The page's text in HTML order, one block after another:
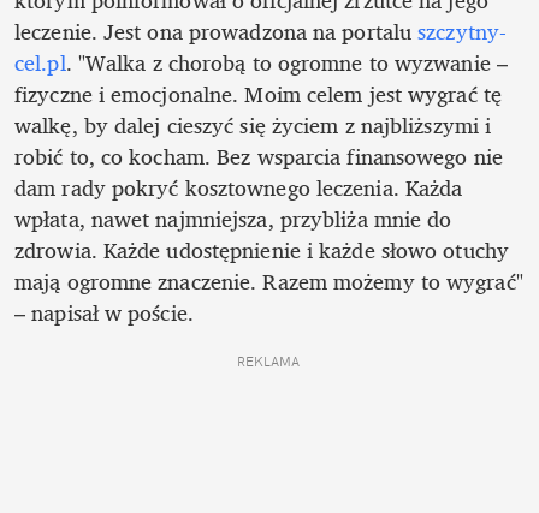
leczenie. Jest ona prowadzona na portalu szczytny-
cel.pl. "Walka z chorobą to ogromne to wyzwanie –
fizyczne i emocjonalne. Moim celem jest wygrać tę
walkę, by dalej cieszyć się życiem z najbliższymi i
robić to, co kocham. Bez wsparcia finansowego nie
dam rady pokryć kosztownego leczenia. Każda
wpłata, nawet najmniejsza, przybliża mnie do
zdrowia. Każde udostępnienie i każde słowo otuchy
mają ogromne znaczenie. Razem możemy to wygrać"
– napisał w poście.
REKLAMA